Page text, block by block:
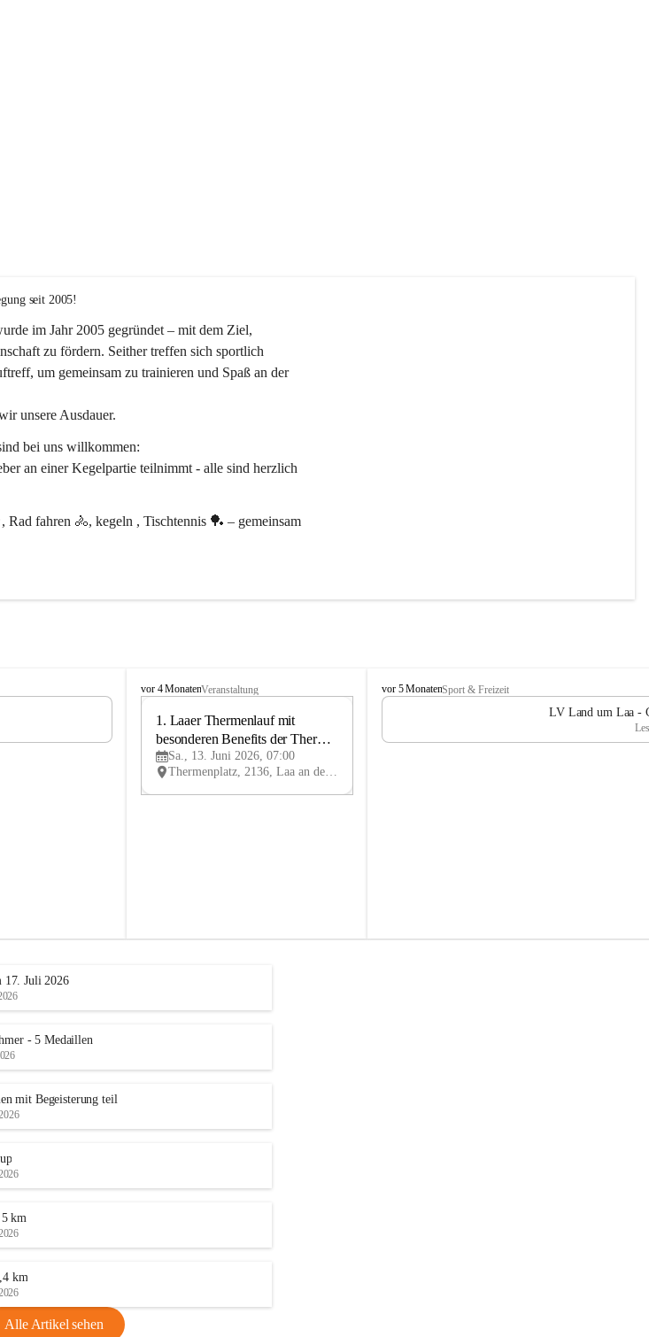
seit 2005!
im Jahr 2005 gegründet – mit dem Ziel,
zu fördern. Seither treffen sich sportlich
um gemeinsam zu trainieren und Spaß an der
unsere Ausdauer.
bei uns willkommen:
an einer Kegelpartie teilnimmt - alle sind herzlich
fahren 🚴, kegeln , Tischtennis 🏓 – gemeinsam
L
vor 4 MonatenVeranstaltung
JUN
1. Laaer Thermenlauf mit
besonderen Benefits der Therme
LaaSa., 13. Juni 2026, 07:00
Thermenplatz, 2136, Laa an der Thaya, Mistelbach, Niederösterreich, AUT
L
V
a
vor 5 MonatenSport & Freizeit
LV Land um Laa -
17. Juli 2026
- 5 Medaillen
mit Begeisterung teil
km
km
Alle Artikel sehen